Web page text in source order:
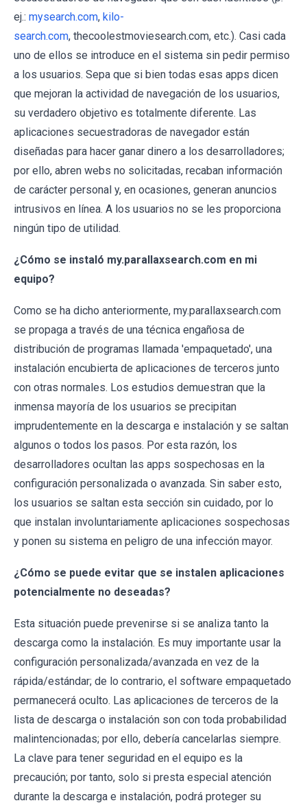
ej.: mysearch.com, kilo-
search.com, thecoolestmoviesearch.com, etc.). Casi cada
uno de ellos se introduce en el sistema sin pedir permiso
a los usuarios. Sepa que si bien todas esas apps dicen
que mejoran la actividad de navegación de los usuarios,
su verdadero objetivo es totalmente diferente. Las
aplicaciones secuestradoras de navegador están
diseñadas para hacer ganar dinero a los desarrolladores;
por ello, abren webs no solicitadas, recaban información
de carácter personal y, en ocasiones, generan anuncios
intrusivos en línea. A los usuarios no se les proporciona
ningún tipo de utilidad.
¿Cómo se instaló my.parallaxsearch.com en mi
equipo?
Como se ha dicho anteriormente, my.parallaxsearch.com
se propaga a través de una técnica engañosa de
distribución de programas llamada 'empaquetado', una
instalación encubierta de aplicaciones de terceros junto
con otras normales. Los estudios demuestran que la
inmensa mayoría de los usuarios se precipitan
imprudentemente en la descarga e instalación y se saltan
algunos o todos los pasos. Por esta razón, los
desarrolladores ocultan las apps sospechosas en la
configuración personalizada o avanzada. Sin saber esto,
los usuarios se saltan esta sección sin cuidado, por lo
que instalan involuntariamente aplicaciones sospechosas
y ponen su sistema en peligro de una infección mayor.
¿Cómo se puede evitar que se instalen aplicaciones
potencialmente no deseadas?
Esta situación puede prevenirse si se analiza tanto la
descarga como la instalación. Es muy importante usar la
configuración personalizada/avanzada en vez de la
rápida/estándar; de lo contrario, el software empaquetado
permanecerá oculto. Las aplicaciones de terceros de la
lista de descarga o instalación son con toda probabilidad
malintencionadas; por ello, debería cancelarlas siempre.
La clave para tener seguridad en el equipo es la
precaución; por tanto, solo si presta especial atención
durante la descarga e instalación, podrá proteger su